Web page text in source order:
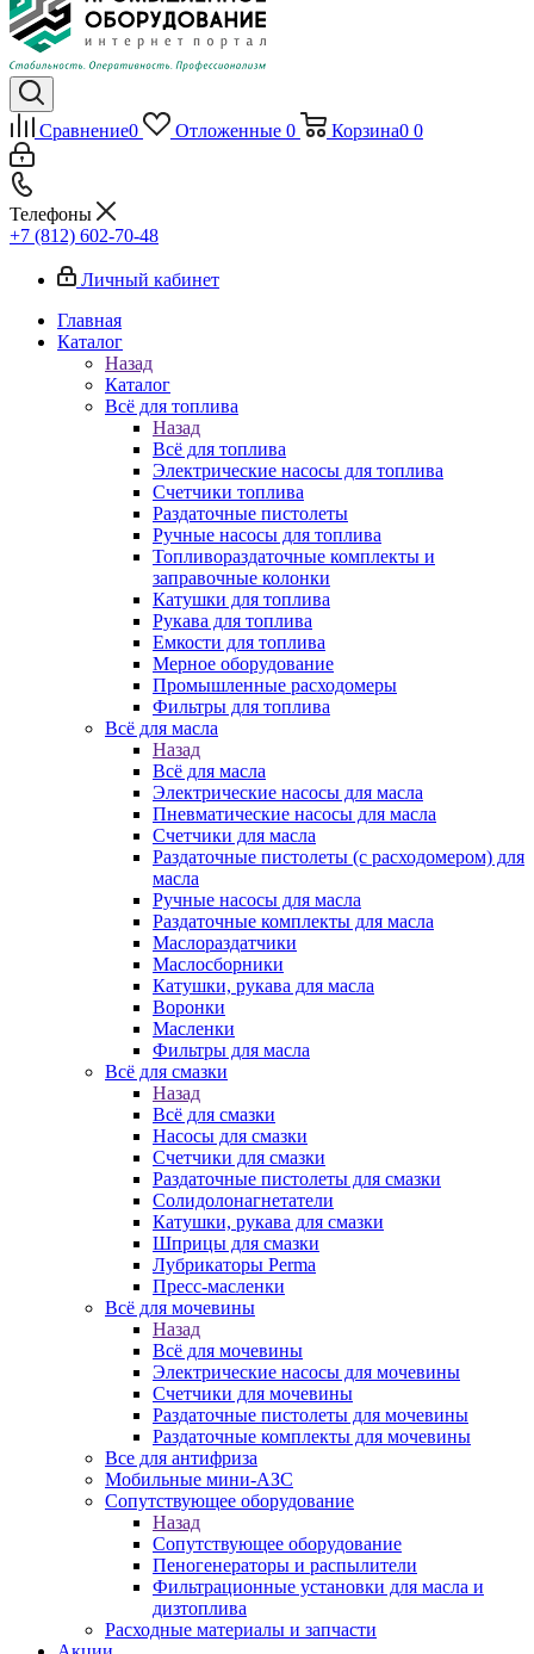
Сравнение0 Отложенные 0 Корзина0 0
Телефоны
+7 (812) 602-70-48
Личный кабинет
Главная
Каталог
Назад
Каталог
Всё для топлива
Назад
Всё для топлива
Электрические насосы для топлива
Счетчики топлива
Раздаточные пистолеты
Ручные насосы для топлива
Топливораздаточные комплекты и
заправочные колонки
Катушки для топлива
Рукава для топлива
Емкости для топлива
Мерное оборудование
Промышленные расходомеры
Фильтры для топлива
Всё для масла
Назад
Всё для масла
Электрические насосы для масла
Пневматические насосы для масла
Счетчики для масла
Раздаточные пистолеты (с расходомером) для
масла
Ручные насосы для масла
Раздаточные комплекты для масла
Маслораздатчики
Маслосборники
Катушки, рукава для масла
Воронки
Масленки
Фильтры для масла
Всё для смазки
Назад
Всё для смазки
Насосы для смазки
Счетчики для смазки
Раздаточные пистолеты для смазки
Солидолонагнетатели
Катушки, рукава для смазки
Шприцы для смазки
Лубрикаторы Perma
Пресс-масленки
Всё для мочевины
Назад
Всё для мочевины
Электрические насосы для мочевины
Счетчики для мочевины
Раздаточные пистолеты для мочевины
Раздаточные комплекты для мочевины
Все для антифриза
Мобильные мини-АЗС
Сопутствующее оборудование
Назад
Сопутствующее оборудование
Пеногенераторы и распылители
Фильтрационные установки для масла и
дизтоплива
Расходные материалы и запчасти